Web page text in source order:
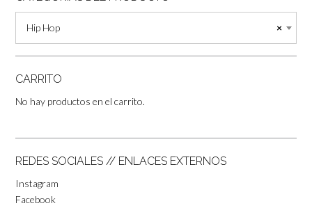
×
Hip Hop
CARRITO
No hay productos en el carrito.
REDES SOCIALES // ENLACES EXTERNOS
Instagram
Facebook